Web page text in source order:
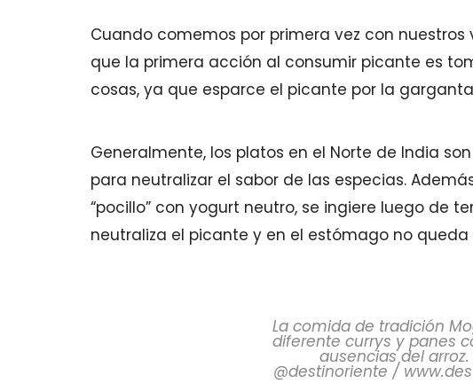
Cuando comemos por primera vez con
que la primera acción al consumir picante es
cosas, ya que esparce el picante por la
Generalmente, los platos en el Norte de India
para neutralizar el sabor de las especias.
“pocillo” con yogurt neutro, se ingiere luego de
neutraliza el picante y en el estómago no
La comida de tradición
diferente currys y panes
ausencias del
@destinoriente /